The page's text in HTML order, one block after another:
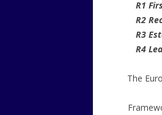
R1
R2
R3
R4
The